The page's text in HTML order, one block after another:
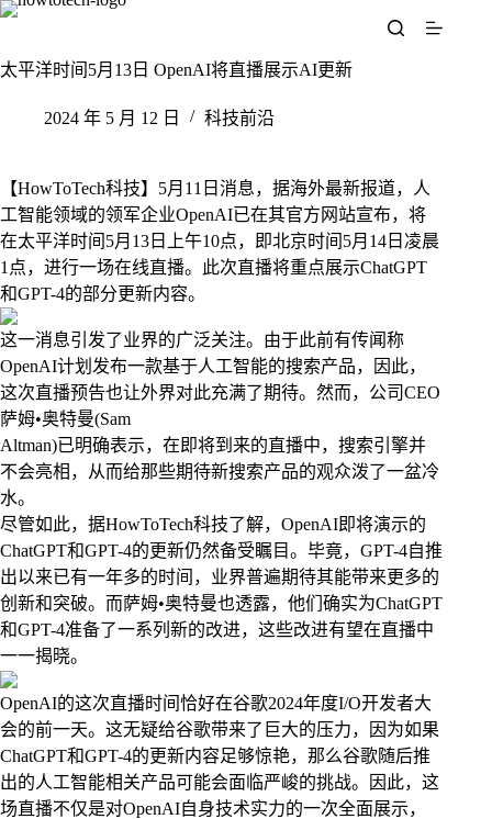
跳
内
太平洋时间5月13日 OpenAI将直播展示AI更新
2024 年 5 月 12 日 科技前沿
【HowToTech科技】5月11日消息，据海外最新报道，人
工智能领域的领军企业OpenAI已在其官方网站宣布，将
在太平洋时间5月13日上午10点，即北京时间5月14日凌晨
1点，进行一场在线直播。此次直播将重点展示ChatGPT
和GPT-4的部分更新内容。
这一消息引发了业界的广泛关注。由于此前有传闻称
OpenAI计划发布一款基于人工智能的搜索产品，因此，
这次直播预告也让外界对此充满了期待。然而，公司CEO
萨姆•奥特曼(Sam
Altman)已明确表示，在即将到来的直播中，搜索引擎并
不会亮相，从而给那些期待新搜索产品的观众泼了一盆冷
水。
尽管如此，据HowToTech科技了解，OpenAI即将演示的
ChatGPT和GPT-4的更新仍然备受瞩目。毕竟，GPT-4自推
出以来已有一年多的时间，业界普遍期待其能带来更多的
创新和突破。而萨姆•奥特曼也透露，他们确实为ChatGPT
和GPT-4准备了一系列新的改进，这些改进有望在直播中
一一揭晓。
OpenAI的这次直播时间恰好在谷歌2024年度I/O开发者大
会的前一天。这无疑给谷歌带来了巨大的压力，因为如果
ChatGPT和GPT-4的更新内容足够惊艳，那么谷歌随后推
出的人工智能相关产品可能会面临严峻的挑战。因此，这
场直播不仅是对OpenAI自身技术实力的一次全面展示，